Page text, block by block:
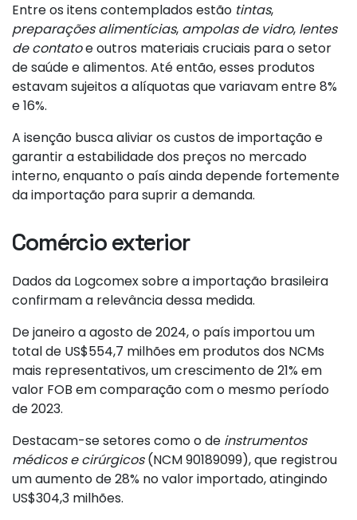
Entre os itens contemplados estão tintas,
preparações alimentícias, ampolas de vidro, lentes
de contatoe outros materiais cruciais para o setor
de saúde e alimentos. Até então, esses produtos
estavam sujeitos a alíquotas que variavam entre 8%
e 16%.
A isenção busca aliviar os custos de importação e
garantir a estabilidade dos preços no mercado
interno, enquanto o país ainda depende fortemente
da importação para suprir a demanda.
Comércio exterior
Dados da Logcomex sobre a importação brasileira
confirmam a relevância dessa medida.
De janeiro a agosto de 2024, o país importou um
total de US$554,7 milhões em produtos dos NCMs
mais representativos, um crescimento de 21% em
valor FOB em comparação com o mesmo período
de 2023.
Destacam-se setores como o de instrumentos
médicos e cirúrgicos(NCM 90189099), que registrou
um aumento de 28% no valor importado, atingindo
US$304,3 milhões.